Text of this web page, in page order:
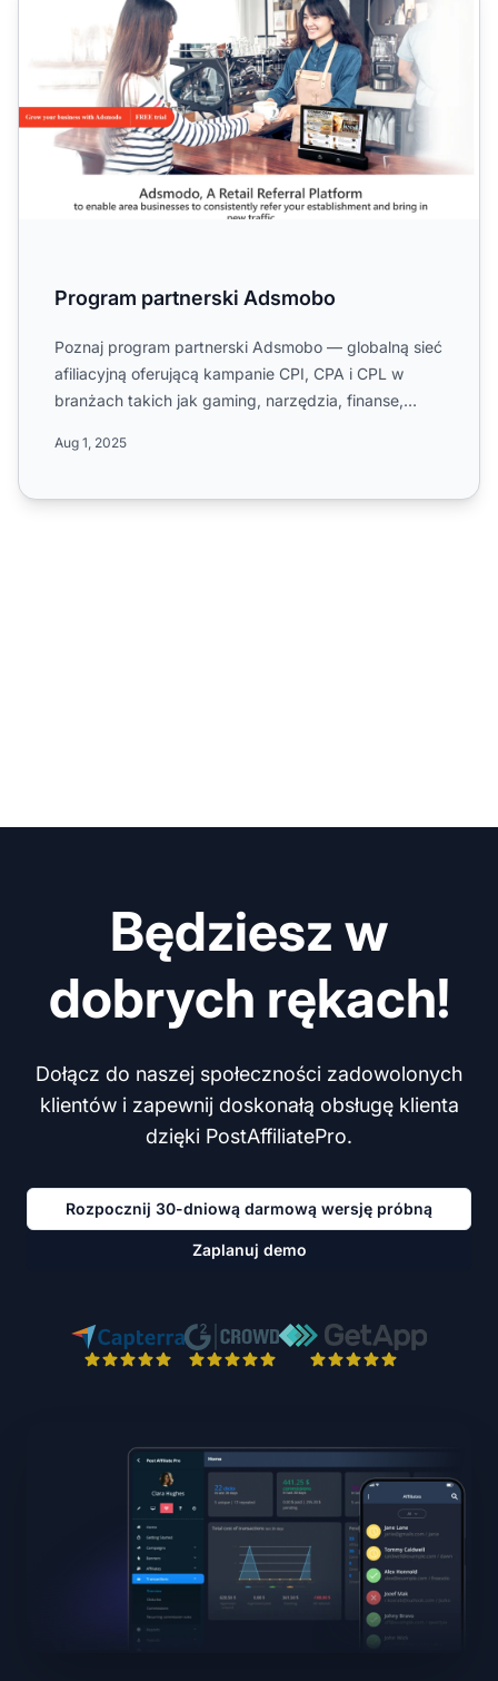
Program partnerski Adsmobo
Poznaj program partnerski Adsmobo — globalną sieć
afiliacyjną oferującą kampanie CPI, CPA i CPL w
branżach takich jak gaming, narzędzia, finanse,
Aug 1, 2025
Będziesz w
dobrych rękach!
Dołącz do naszej społeczności zadowolonych
klientów i zapewnij doskonałą obsługę klienta
dzięki PostAffiliatePro.
Rozpocznij 30-dniową darmową wersję próbną
Zaplanuj demo